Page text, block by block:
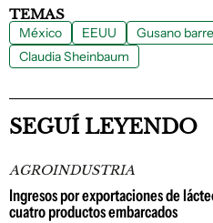
TEMAS
México EEUU Gusano
Claudia Sheinbaum
SEGUÍ LEYENDO
AGROINDUSTRIA
Ingresos por exportaciones de
cuatro productos embarcados